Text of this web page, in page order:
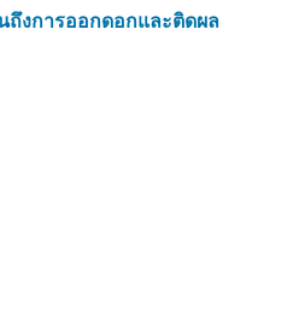
ถึงการออกดอกและติดผล